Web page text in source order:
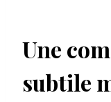
Une
subtile